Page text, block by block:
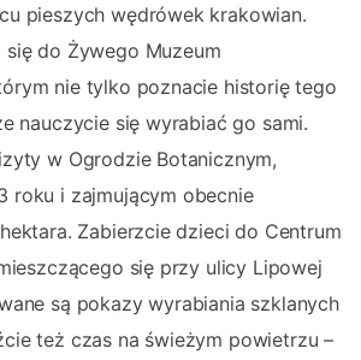
pieszych wędrówek krakowian.
do Żywego Muzeum
nie tylko poznacie historię tego
nauczycie się wyrabiać go sami.
w Ogrodzie Botanicznym,
roku i zajmującym obecnie
Zabierzcie dzieci do Centrum
się przy ulicy Lipowej
są pokazy wyrabiania szklanych
też czas na świeżym powietrzu –